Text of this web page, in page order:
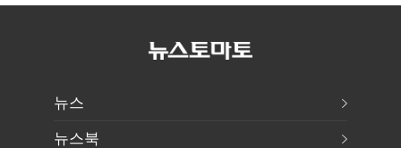
인상·격려금
커스터디 사업
글로벌 확장 가속
뉴스
뉴스북